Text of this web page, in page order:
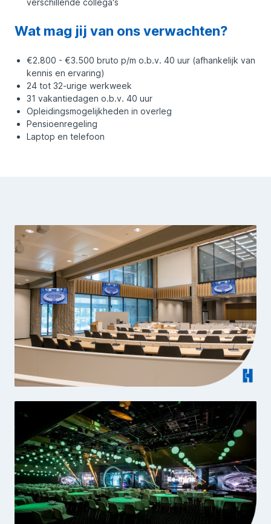
verschillende collega's
Wat mag jij van ons verwachten?
€2.800 - €3.500 bruto p/m o.b.v. 40 uur (afhankelijk van
kennis en ervaring)
24 tot 32-urige werkweek
31 vakantiedagen o.b.v. 40 uur
Opleidingsmogelijkheden in overleg
Pensioenregeling
Laptop en telefoon